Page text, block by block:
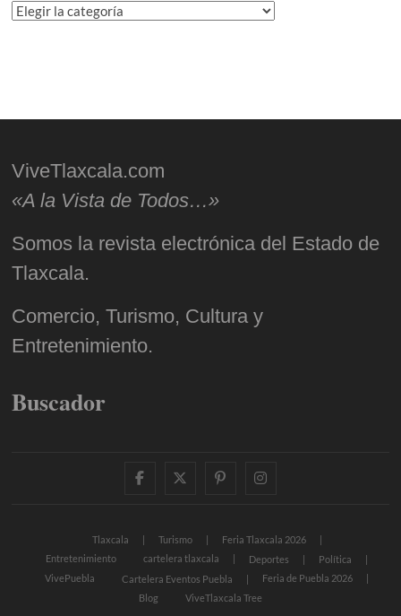
Categorías
ViveTlaxcala.com
«A la Vista de Todos…»
Somos la revista electrónica del Estado de
Tlaxcala.
Comercio, Turismo, Cultura y
Entretenimiento.
Buscador
facebooktwitter
pinterestinstagram
Tlaxcala Turismo
Feria Tlaxcala 2026
Entretenimiento
cartelera tlaxcala Deportes
Política
VivePuebla
Cartelera Eventos Puebla
Feria de Puebla 2026
Blog
ViveTlaxcala Tree